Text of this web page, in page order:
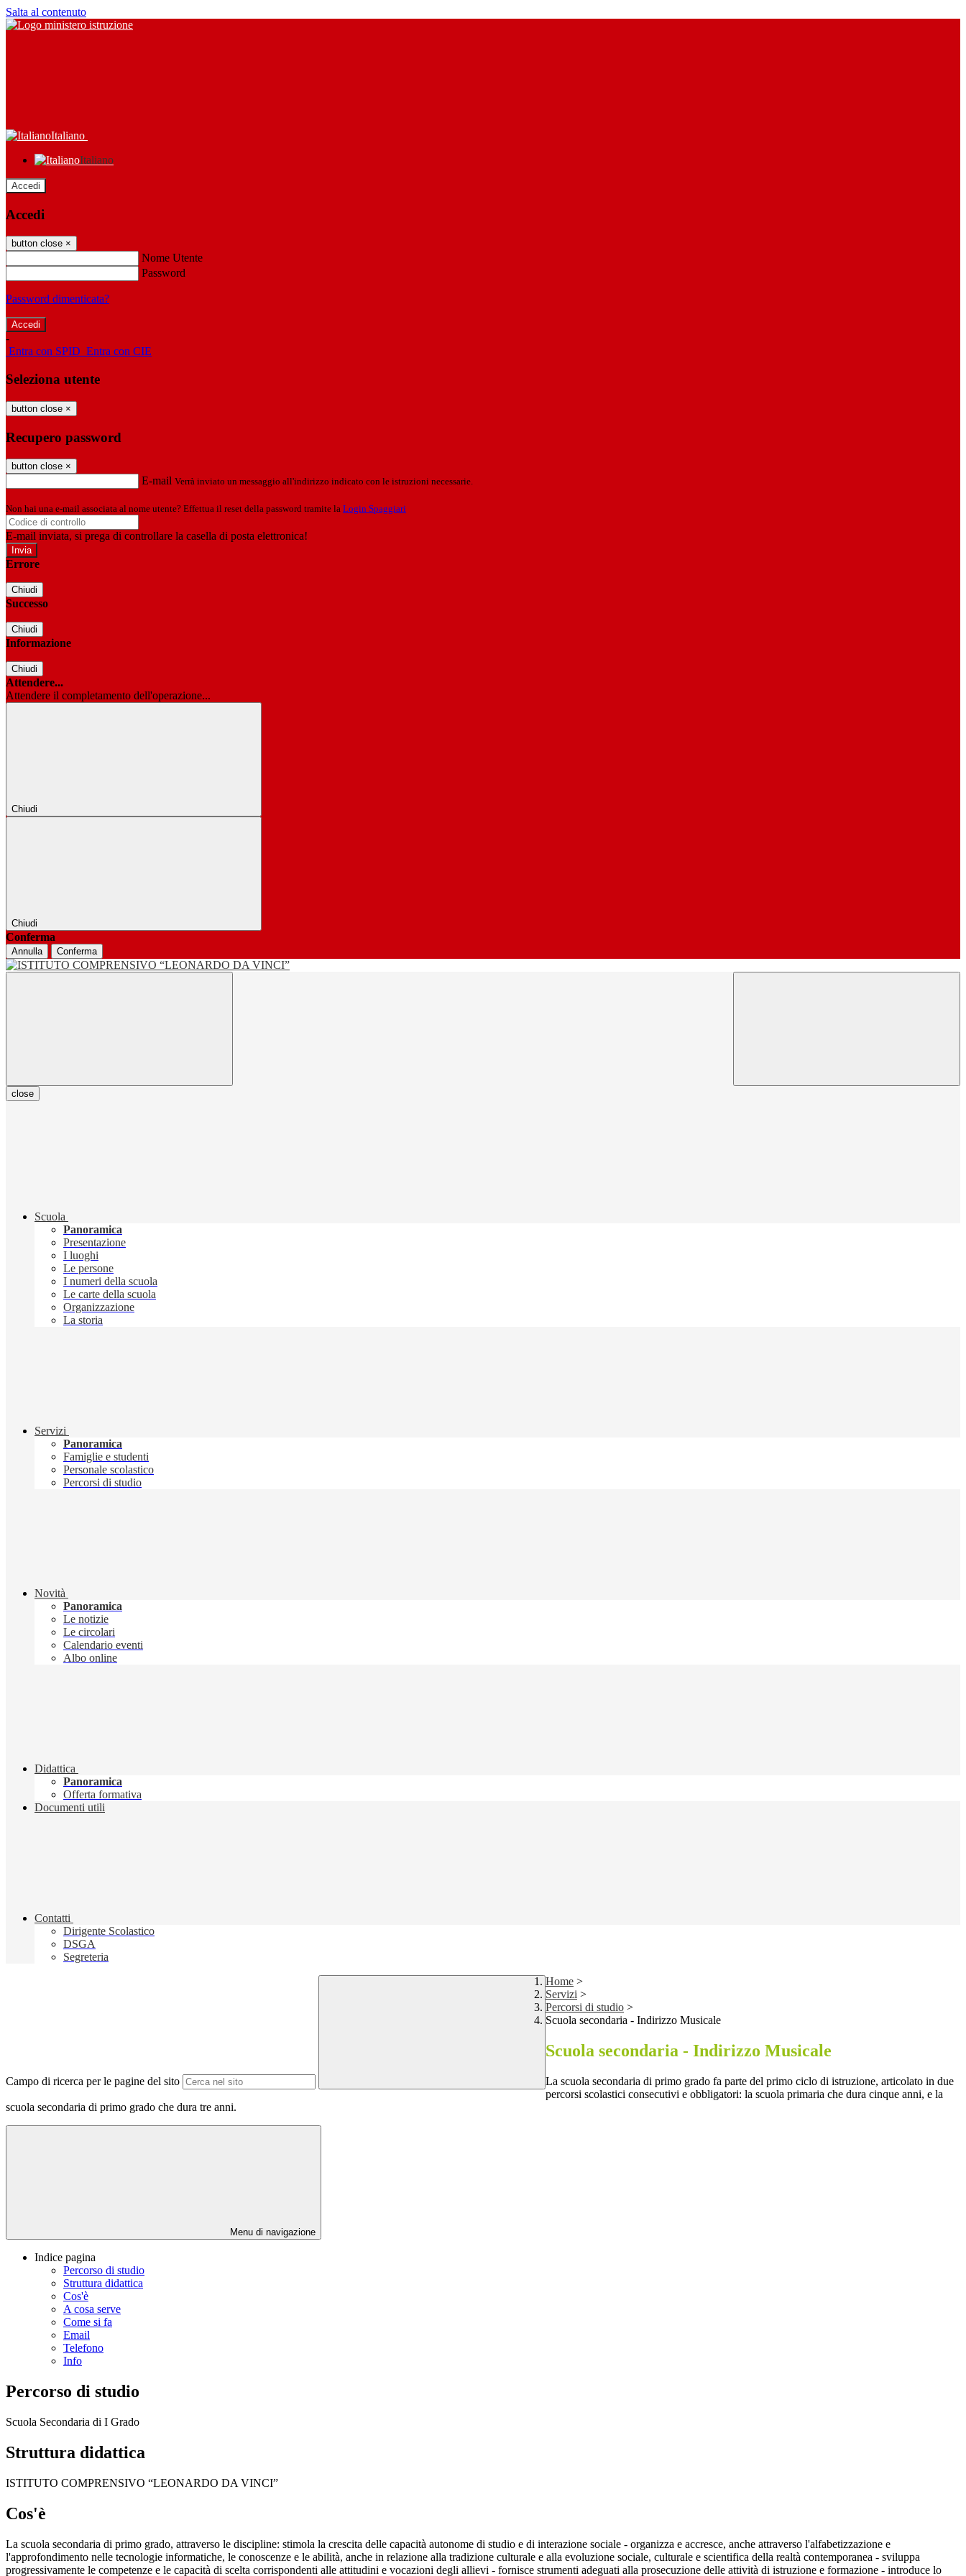
Salta al contenuto
Italiano
Italiano
Accedi
Accedi
button close ×
Nome Utente
Password
Password dimenticata?
-
Entra con SPID Entra con CIE
Seleziona utente
button close ×
Recupero password
button close ×
E-mail Verrà inviato un messaggio all'indirizzo indicato con le istruzioni necessarie.
Non hai una e-mail associata al nome utente? Effettua il reset della password tramite la Login Spaggiari
E-mail inviata, si prega di controllare la casella di posta elettronica!
Errore
Chiudi
Successo
Chiudi
Informazione
Chiudi
Attendere...
Attendere il completamento dell'operazione...
Chiudi
Chiudi
Conferma
Annulla Conferma
close
Scuola
Panoramica
Presentazione
I luoghi
Le persone
I numeri della scuola
Le carte della scuola
Organizzazione
La storia
Servizi
Panoramica
Famiglie e studenti
Personale scolastico
Percorsi di studio
Novità
Panoramica
Le notizie
Le circolari
Calendario eventi
Albo online
Didattica
Panoramica
Offerta formativa
Documenti utili
Contatti
Dirigente Scolastico
DSGA
Segreteria
Campo di ricerca per le pagine del sito
Home >
Servizi >
Percorsi di studio >
Scuola secondaria - Indirizzo Musicale
Scuola secondaria - Indirizzo Musicale
La scuola secondaria di primo grado fa parte del primo ciclo di istruzione, articolato in due
percorsi scolastici consecutivi e obbligatori: la scuola primaria che dura cinque anni, e la
scuola secondaria di primo grado che dura tre anni.
Menu di navigazione
Indice pagina
Percorso di studio
Struttura didattica
Cos'è
A cosa serve
Come si fa
Email
Telefono
Info
Percorso di studio
Scuola Secondaria di I Grado
Struttura didattica
ISTITUTO COMPRENSIVO “LEONARDO DA VINCI”
Cos'è
La scuola secondaria di primo grado, attraverso le discipline: stimola la crescita delle capacità autonome di studio e di interazione sociale - organizza e accresce, anche attraverso l'alfabetizzazione e
l'approfondimento nelle tecnologie informatiche, le conoscenze e le abilità, anche in relazione alla tradizione culturale e alla evoluzione sociale, culturale e scientifica della realtà contemporanea - sviluppa
progressivamente le competenze e le capacità di scelta corrispondenti alle attitudini e vocazioni degli allievi - fornisce strumenti adeguati alla prosecuzione delle attività di istruzione e formazione - introduce lo